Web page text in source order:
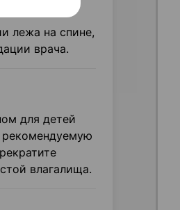
лежа на спине,
врача.
для детей
рекомендуемую
влагалища.